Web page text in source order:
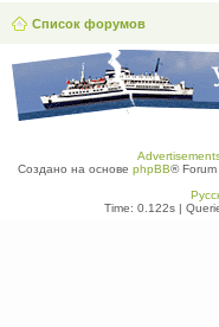
Список форумов
Создано на основе phpBB®
Time: 0.122s|